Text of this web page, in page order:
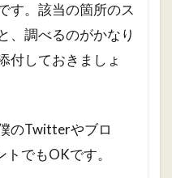
す。該当の箇所のス
、調べるのがかなり
付しておきましょ
のTwitterやブロ
でもOKです。